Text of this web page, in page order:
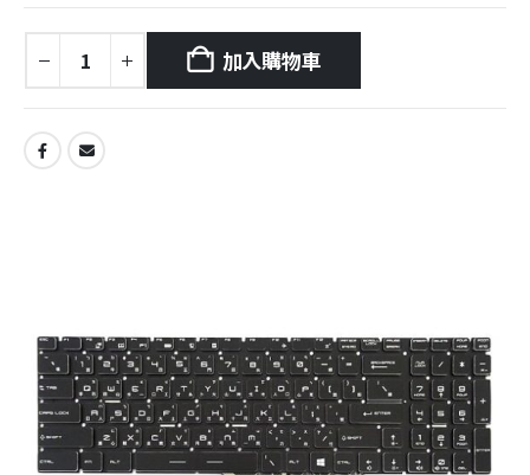
加入購物車